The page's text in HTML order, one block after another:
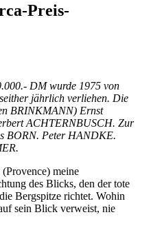
Preis-
DM wurde 1975 von
jährlich verliehen. Die
BRINKMANN) Ernst
ACHTERNBUSCH. Zur
BORN. Peter HANDKE.
meine
des Blicks, den der tote
Bergspitze richtet. Wohin
sein Blick verweist, nie